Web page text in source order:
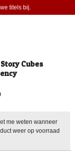
bij.
Cubes
me weten wanneer
weer op voorraad